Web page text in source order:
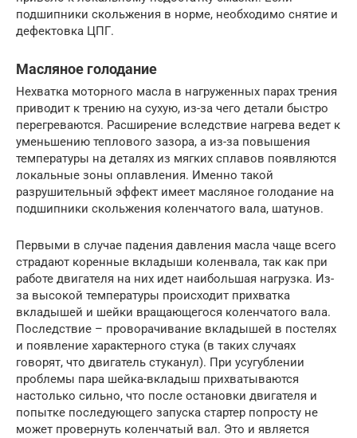
подшипники скольжения в норме, необходимо снятие и
дефектовка ЦПГ.
Масляное голодание
Нехватка моторного масла в нагруженных парах трения
приводит к трению на сухую, из-за чего детали быстро
перегреваются. Расширение вследствие нагрева ведет к
уменьшению теплового зазора, а из-за повышения
температуры на деталях из мягких сплавов появляются
локальные зоны оплавления. Именно такой
разрушительный эффект имеет масляное голодание на
подшипники скольжения коленчатого вала, шатунов.
Первыми в случае падения давления масла чаще всего
страдают коренные вкладыши коленвала, так как при
работе двигателя на них идет наибольшая нагрузка. Из-
за высокой температуры происходит прихватка
вкладышей и шейки вращающегося коленчатого вала.
Последствие – проворачивание вкладышей в постелях
и появление характерного стука (в таких случаях
говорят, что двигатель стуканул). При усугублении
проблемы пара шейка-вкладыш прихватываются
настолько сильно, что после остановки двигателя и
попытке последующего запуска стартер попросту не
может провернуть коленчатый вал. Это и является